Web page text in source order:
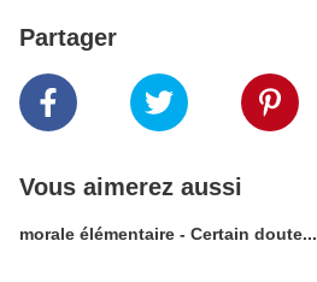
Partager
Vous aimerez aussi
morale élémentaire - Certain doute...